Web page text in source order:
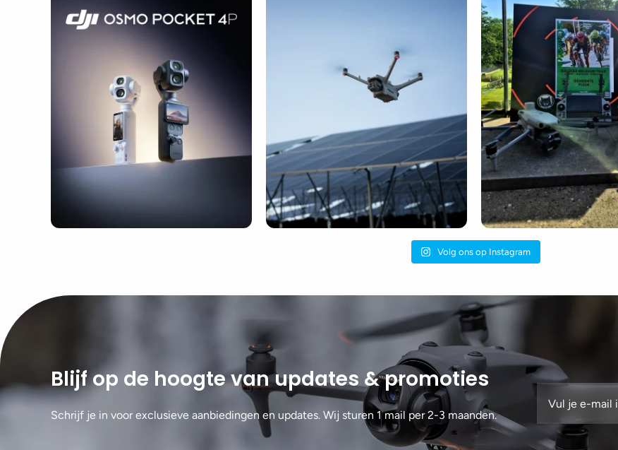
Volg ons op Instagram
Blijf op de hoogte van updates & promoties
Schrijf je in voor exclusieve aanbiedingen en updates. Wij sturen 1 mail per 2-3 maanden.